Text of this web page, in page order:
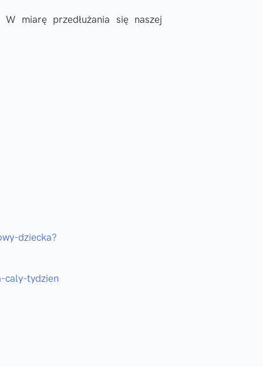
miarę przedłużania się naszej
dziecka?
caly-tydzien